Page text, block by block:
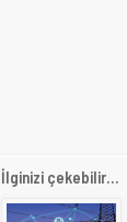
İlginizi çekebilir...